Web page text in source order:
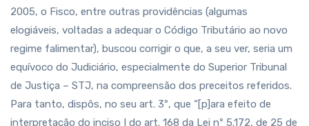
2005, o Fisco, entre outras providências (algumas
elogiáveis, voltadas a adequar o Código Tributário ao novo
regime falimentar), buscou corrigir o que, a seu ver, seria um
equívoco do Judiciário, especialmente do Superior Tribunal
de Justiça – STJ, na compreensão dos preceitos referidos.
Para tanto, dispôs, no seu art. 3º, que “[p]ara efeito de
interpretação do inciso I do art. 168 da Lei nº 5.172, de 25 de